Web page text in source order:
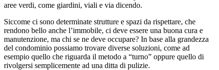
aree verdi, come giardini, viali e via dicendo.
Siccome ci sono determinate strutture e spazi da rispettare, che
rendono bello anche l’immobile, ci deve essere una buona cura e
manutenzione, ma chi se ne deve occupare? In base alla grandezza
del condominio possiamo trovare diverse soluzioni, come ad
esempio quello che riguarda il metodo a “turno” oppure quello di
rivolgersi semplicemente ad una ditta di pulizie.